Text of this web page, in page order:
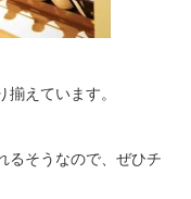
えています。
るそうなので、ぜひチ